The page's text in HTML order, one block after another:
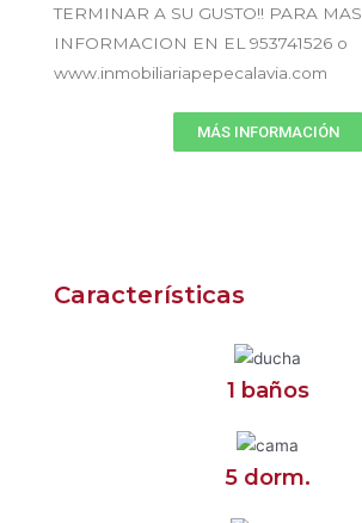
TERMINAR A SU GUSTO!! PARA MAS
INFORMACION EN EL 953741526 o
www.inmobiliariapepecalavia.com
MÁS INFORMACIÓN
Características
1 baños
5 dorm.